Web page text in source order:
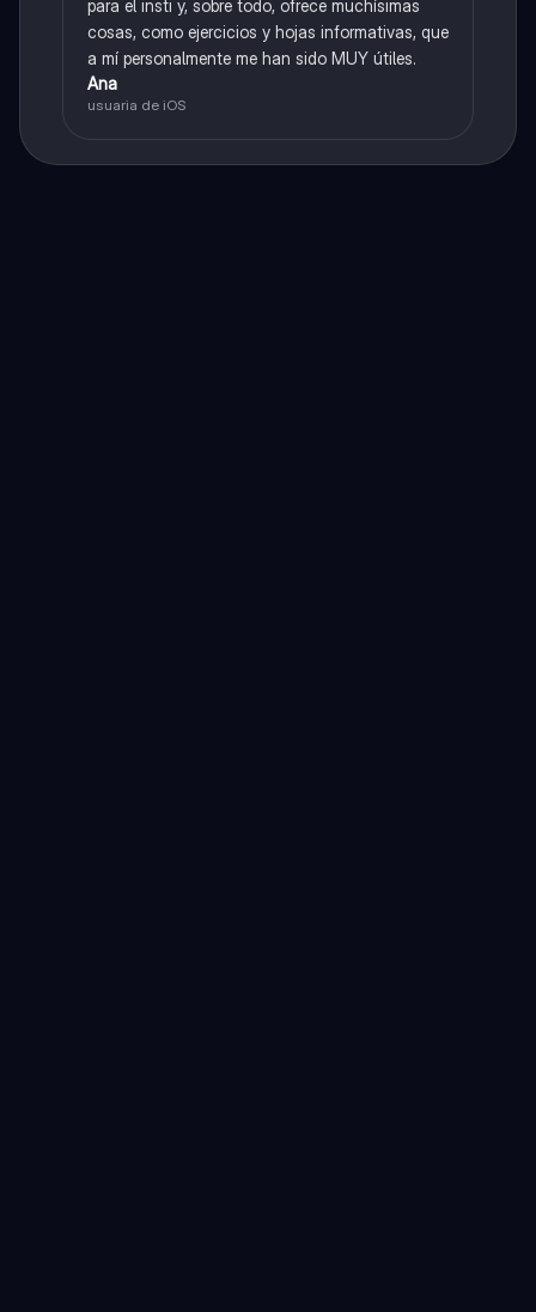
para el insti y, sobre todo, ofrece muchísimas
cosas, como ejercicios y hojas informativas, que
a mí personalmente me han sido MUY útiles.
Ana
usuaria de iOS